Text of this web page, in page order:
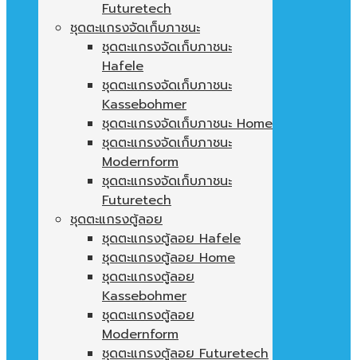
Futuretech
ชุดตะแกรงจัดเก็บภาชนะ
ชุดตะแกรงจัดเก็บภาชนะ
Hafele
ชุดตะแกรงจัดเก็บภาชนะ
Kassebohmer
ชุดตะแกรงจัดเก็บภาชนะ Home
ชุดตะแกรงจัดเก็บภาชนะ
Modernform
ชุดตะแกรงจัดเก็บภาชนะ
Futuretech
ชุดตะแกรงตู้ลอย
ชุดตะแกรงตู้ลอย Hafele
ชุดตะแกรงตู้ลอย Home
ชุดตะแกรงตู้ลอย
Kassebohmer
ชุดตะแกรงตู้ลอย
Modernform
ชุดตะแกรงตู้ลอย Futuretech